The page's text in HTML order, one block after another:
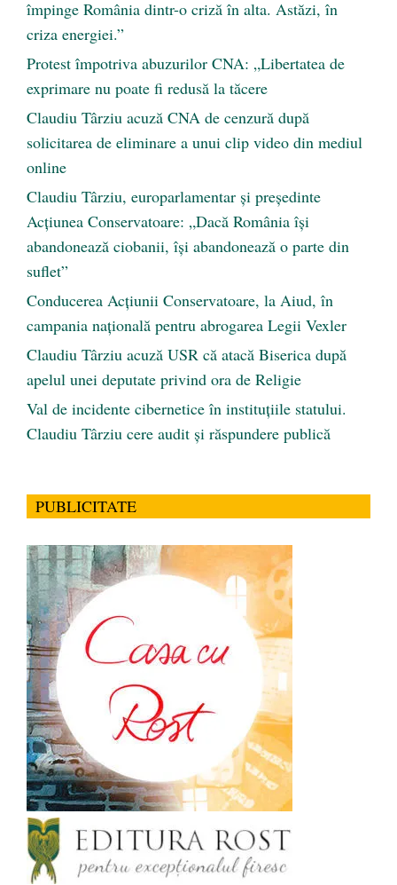
împinge România dintr-o criză în alta. Astăzi, în
criza energiei.”
Protest împotriva abuzurilor CNA: „Libertatea de
exprimare nu poate fi redusă la tăcere
Claudiu Târziu acuză CNA de cenzură după
solicitarea de eliminare a unui clip video din mediul
online
Claudiu Târziu, europarlamentar și președinte
Acțiunea Conservatoare: „Dacă România își
abandonează ciobanii, își abandonează o parte din
suflet”
Conducerea Acțiunii Conservatoare, la Aiud, în
campania națională pentru abrogarea Legii Vexler
Claudiu Târziu acuză USR că atacă Biserica după
apelul unei deputate privind ora de Religie
Val de incidente cibernetice în instituțiile statului.
Claudiu Târziu cere audit și răspundere publică
PUBLICITATE